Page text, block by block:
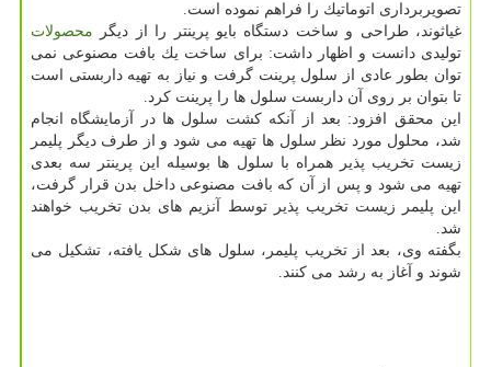
تصویربرداری اتوماتیك را فراهم نموده است.
غیاثوند، طراحی و ساخت دستگاه بایو پرینتر را از دیگر محصولات
تولیدی دانست و اظهار داشت: برای ساخت یك بافت مصنوعی نمی
توان بطور عادی از سلول پرینت گرفت و نیاز به تهیه داربستی است
تا بتوان بر روی آن داربست سلول ها را پرینت كرد.
این محقق افزود: بعد از آنكه كشت سلول ها در آزمایشگاه انجام
شد، محلول مورد نظر سلول ها تهیه می شود و از طرف دیگر پلیمر
زیست تخریب پذیر همراه با سلول ها بوسیله این پرینتر سه بعدی
تهیه می شود و پس از آن كه بافت مصنوعی داخل بدن قرار گرفت،
این پلیمر زیست تخریب پذیر توسط آنزیم های بدن تخریب خواهند
شد.
بگفته وی، بعد از تخریب پلیمر، سلول های شكل یافته، تشكیل می
شوند و آغاز به رشد می كنند.